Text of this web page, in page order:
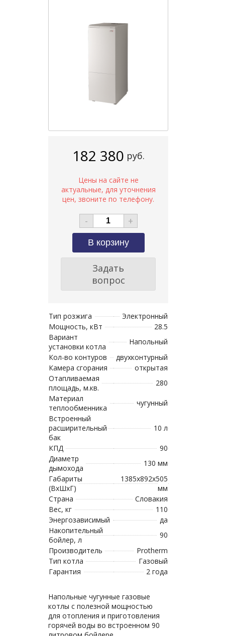
182 380 руб.
- +
Задать
вопрос
Тип розжига
Электронный
Мощность, кВт
28.5
Вариант
установки котла
Напольный
Кол-во контуров
двухконтурный
Камера сгорания
открытая
Отапливаемая
площадь, м.кв.
280
Материал
теплообменника
чугунный
Встроенный
расширительный
бак
10 л
КПД
90
Диаметр
дымохода
130 мм
Габариты
(ВхШхГ)
1385х892х505
мм
Страна
Словакия
Вес, кг
110
Энергозависимый
да
Накопительный
бойлер, л
90
Производитель
Protherm
Тип котла
Газовый
Гарантия
2 года
Напольные чугунные газовые
котлы с полезной мощностью
для отопления и приготовления
горячей воды во встроенном 90